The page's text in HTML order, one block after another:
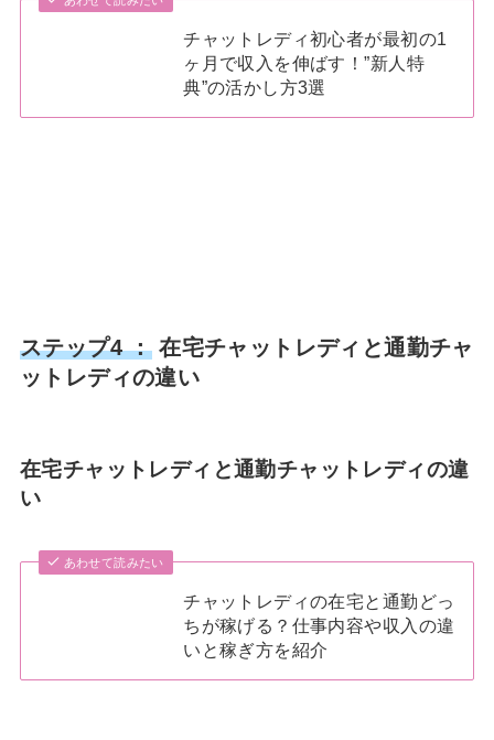
チャットレディ初心者が最初の1
ヶ月で収入を伸ばす！”新人特
典”の活かし方3選
ステップ4 ：在宅チャットレディと通勤チャ
ットレディの違い
在宅チャットレディと通勤チャットレディの違
い
あわせて読みたい
チャットレディの在宅と通勤どっ
ちが稼げる？仕事内容や収入の違
いと稼ぎ方を紹介